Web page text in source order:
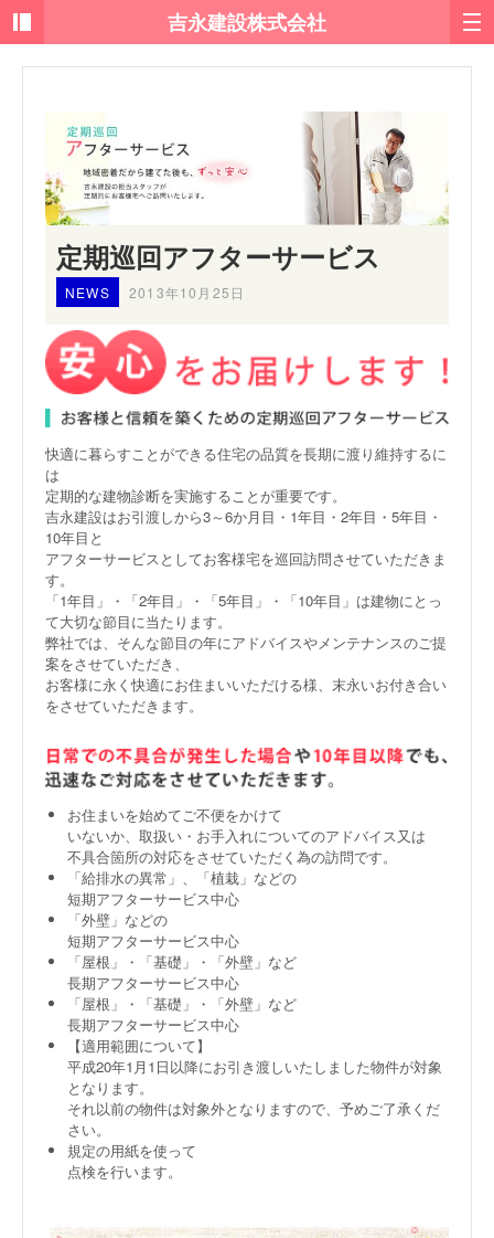
定期巡回アフターサービス
NEWS 2013年10月25日
快適に暮らすことができる住宅の品質を長期に渡り維持するに
は
定期的な建物診断を実施することが重要です。
吉永建設はお引渡しから3～6か月目・1年目・2年目・5年目・
10年目と
アフターサービスとしてお客様宅を巡回訪問させていただきま
す。
「1年目」・「2年目」・「5年目」・「10年目」は建物にとっ
て大切な節目に当たります。
弊社では、そんな節目の年にアドバイスやメンテナンスのご提
案をさせていただき、
お客様に永く快適にお住まいいただける様、末永いお付き合い
をさせていただきます。
お住まいを始めてご不便をかけて
いないか、取扱い・お手入れについてのアドバイス又は
不具合箇所の対応をさせていただく為の訪問です。
「給排水の異常」、「植栽」などの
短期アフターサービス中心
「外壁」などの
短期アフターサービス中心
「屋根」・「基礎」・「外壁」など
長期アフターサービス中心
「屋根」・「基礎」・「外壁」など
長期アフターサービス中心
【適用範囲について】
平成20年1月1日以降にお引き渡しいたしました物件が対象
となります。
それ以前の物件は対象外となりますので、予めご了承くだ
さい。
規定の用紙を使って
点検を行います。